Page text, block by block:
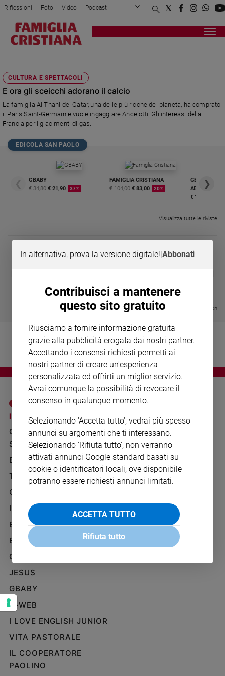
Attualità
Politica
Mondo
Economia
Legalità
giustizia
Sport
Papa
Chiesa
giorno
giorno
Società
e
valori
Ambiente
Creato
Volontariato
Diritti
Aziende
di
valore
della
settimana
Migranti
Diversità
e
inclusione
Costume
Cultura
e
Riflessioni Foto Video Podcast
Privacy Policy Chi siamo
Registrati Redazione
CULTURA E SPETTACOLI
E ora gli sceicchi adorano il calcio
La famiglia Al Thani del Qatar, una delle più ricche del pianeta, ha comprato
il Paris Saint-Germain e vuole ingaggiare Ancelotti. Gli interessi della
Francia per i giacimenti di gas.
EDICOLA SAN PAOLO
❮
GBABY
€ 34,80 € 21,90 37%
FAMIGLIA CRISTIANA
€ 104,00 € 83,00 20%
GBABY
€ 16,99
❯
Visualizza tutte le riviste
- VOL DA 1 AL 5
€ 64,50
Visualizza tutte le collection
I SITI SAN PAOLO
GRUPPO EDITORIALE
SAN PAOLO
BENESSERE
TELENOVA
GAZZETTA D'ALBA
IL GIORNALINO
EDICOLA SAN PAOLO
EDIZIONI SAN PAOLO
CREDERE
JESUS
GBABY
G-WEB
I LOVE ENGLISH JUNIOR
VITA PASTORALE
IL COOPERATORE
PAOLINO
NOTE LEGALI
PRIVACY POLICY
INFORMATIVA
WHISTLEBLOWING
SOCIAL
In alternativa, prova la versione digitale!|Abbonati
Contribuisci a mantenere
questo sito gratuito
Riusciamo a fornire informazione gratuita
grazie alla pubblicità erogata dai nostri partner.
Accettando i consensi richiesti permetti ai
nostri partner di creare un'esperienza
personalizzata ed offrirti un miglior servizio.
Avrai comunque la possibilità di revocare il
consenso in qualunque momento.
Selezionando 'Accetta tutto', vedrai più spesso
annunci su argomenti che ti interessano.
Selezionando 'Rifiuta tutto', non verranno
attivati annunci Google standard basati su
cookie o identificatori locali; ove disponibile
potranno essere richiesti annunci limitati.
ACCETTA TUTTO
Rifiuta tutto